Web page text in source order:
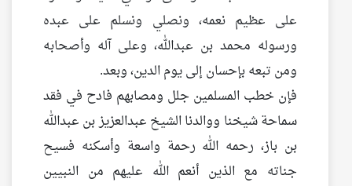
على عظيم نعمه، ونصلي ونسلم على عبده
ورسوله محمد بن عبدالله، وعلى آله وأصحابه
ومن تبعه بإحسان إلى يوم الدين، وبعد.
فإن خطب المسلمين جلل ومصابهم فادح في فقد
سماحة شيخنا ووالدنا الشيخ عبدالعزيز بن عبدالله
بن باز، رحمه الله رحمة واسعة وأسكنه فسيح
جناته مع الذين أنعم الله عليهم من النبيين